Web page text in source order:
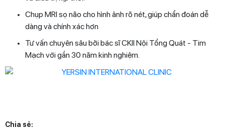
Chụp MRI sọ não cho hình ảnh rõ nét, giúp chẩn đoán dễ
dàng và chính xác hơn
Tư vấn chuyên sâu bởi bác sĩ CKII Nội Tổng Quát - Tim
Mạch với gần 30 năm kinh nghiệm.
Chia sẻ: